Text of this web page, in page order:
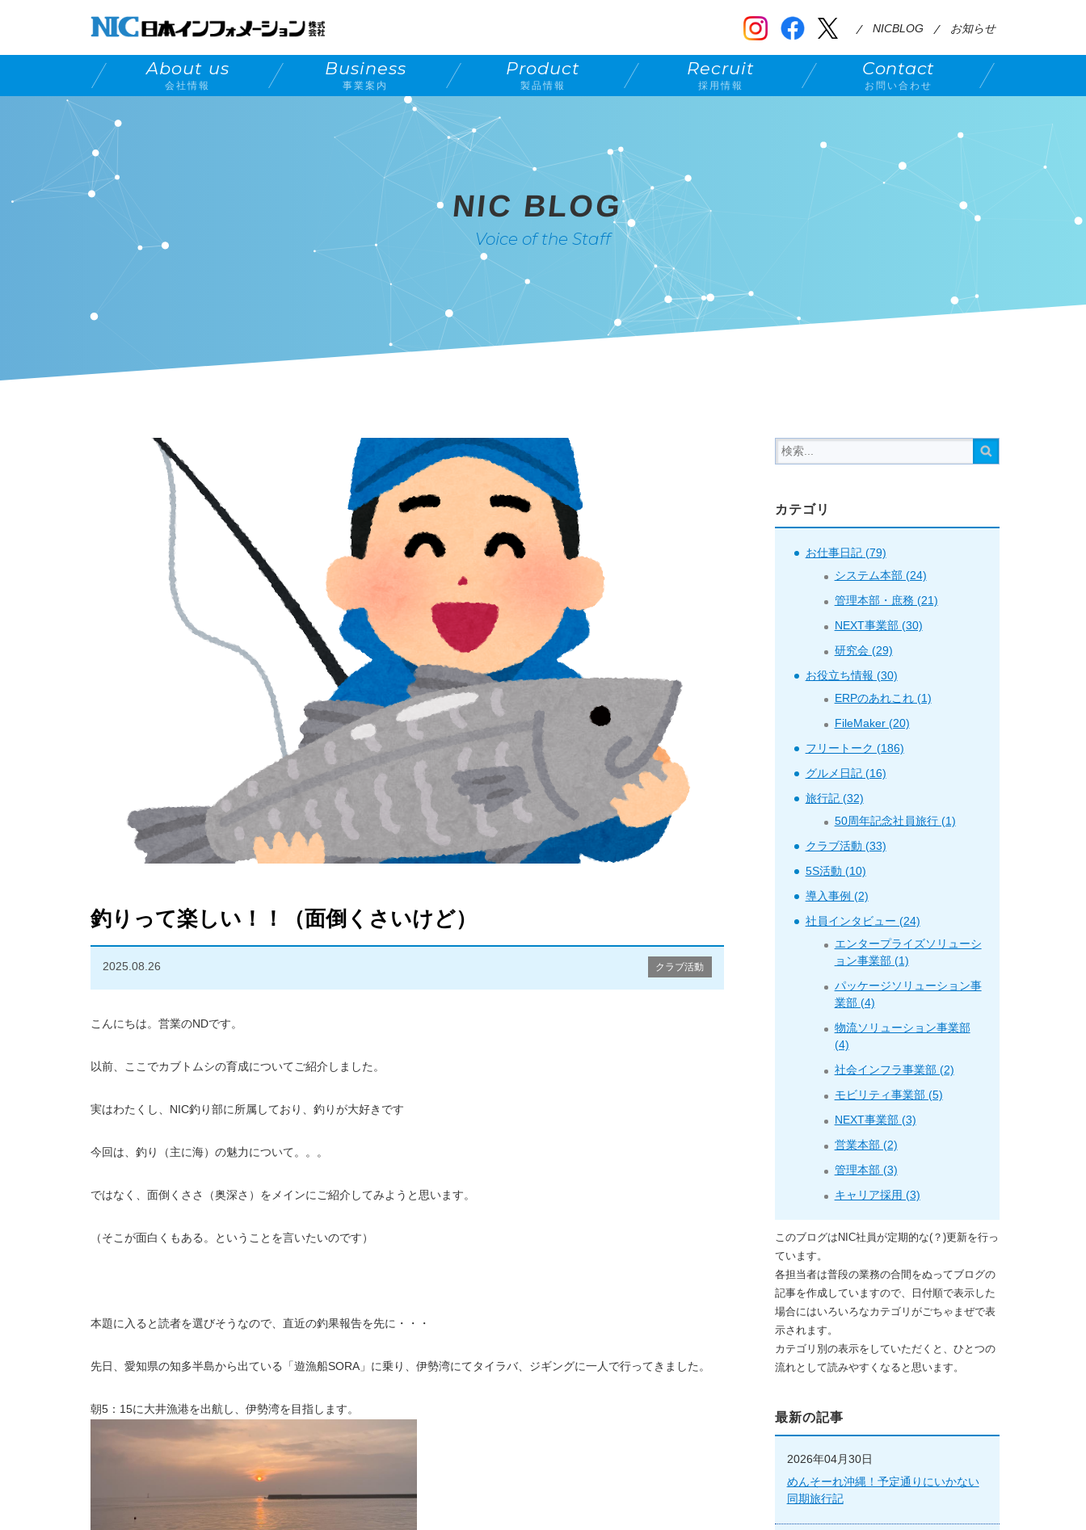
NICBLOG お知らせ
About us
会社情報
Business
事業案内
Product
製品情報
Recruit
採用情報
Contact
お問い合わせ
NIC BLOG
Voice of the Staff
釣りって楽しい！！（面倒くさいけど）
2025.08.26 クラブ活動
こんにちは。営業のNDです。
以前、ここでカブトムシの育成についてご紹介しました。
実はわたくし、NIC釣り部に所属しており、釣りが大好きです
今回は、釣り（主に海）の魅力について。。。
ではなく、面倒くささ（奥深さ）をメインにご紹介してみようと思います。
（そこが面白くもある。ということを言いたいのです）
本題に入ると読者を選びそうなので、直近の釣果報告を先に・・・
先日、愛知県の知多半島から出ている「遊漁船SORA」に乗り、 伊勢湾にてタイラバ、ジギングに一人で行ってきました。
朝5：15に大井漁港を出航し、伊勢湾を目指します。
カテゴリ
お仕事日記 (79)
システム本部 (24)
管理本部・庶務 (21)
NEXT事業部 (30)
研究会 (29)
お役立ち情報 (30)
ERPのあれこれ (1)
FileMaker (20)
フリートーク (186)
グルメ日記 (16)
旅行記 (32)
50周年記念社員旅行 (1)
クラブ活動 (33)
5S活動 (10)
導入事例 (2)
社員インタビュー (24)
エンタープライズソリューシ
ョン事業部 (1)
パッケージソリューション事
業部 (4)
物流ソリューション事業部
(4)
社会インフラ事業部 (2)
モビリティ事業部 (5)
NEXT事業部 (3)
営業本部 (2)
管理本部 (3)
キャリア採用 (3)
このブログはNIC社員が定期的な(？)更新を行っ
ています。
各担当者は普段の業務の合間をぬってブログの
記事を作成していますので、日付順で表示した
場合にはいろいろなカテゴリがごちゃまぜで表
示されます。
カテゴリ別の表示をしていただくと、ひとつの
流れとして読みやすくなると思います。
最新の記事
2026年04月30日
めんそーれ沖縄！予定通りにいかない
同期旅行記